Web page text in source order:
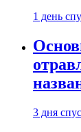
1 день
3 дня